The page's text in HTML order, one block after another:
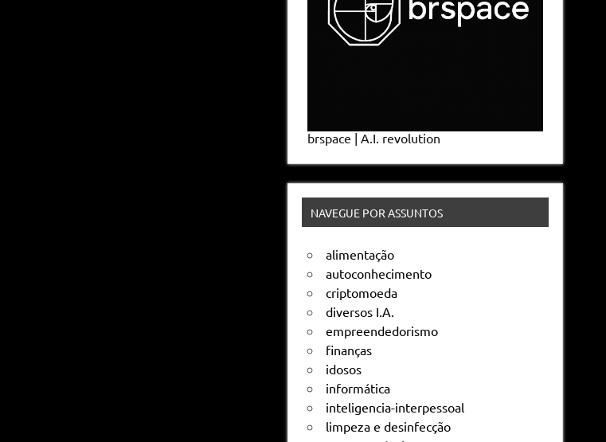
brspace | A.I. revolution
NAVEGUE POR ASSUNTOS
alimentação
autoconhecimento
criptomoeda
diversos I.A.
empreendedorismo
finanças
idosos
informática
inteligencia-interpessoal
limpeza e desinfecção